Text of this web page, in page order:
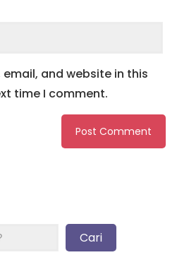
email, and website in this
time I comment.
Cari